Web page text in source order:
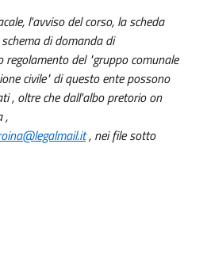
l'avviso del corso, la scheda
di domanda di
regolamento del "gruppo comunale
civile" di questo ente possono
, oltre che dall'albo pretorio on
,
, nei file sotto